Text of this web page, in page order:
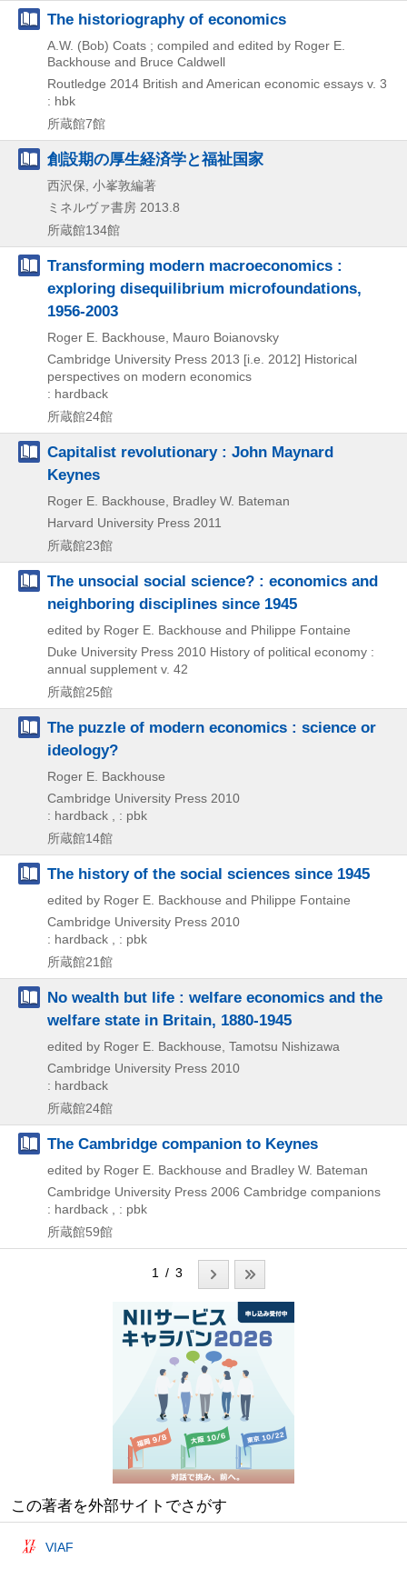
The historiography of economics
A.W. (Bob) Coats ; compiled and edited by Roger E.
Backhouse and Bruce Caldwell
Routledge 2014 British and American economic essays v. 3
: hbk
所蔵館7館
創設期の厚生経済学と福祉国家
西沢保, 小峯敦編著
ミネルヴァ書房 2013.8
所蔵館134館
Transforming modern macroeconomics :
exploring disequilibrium microfoundations,
1956-2003
Roger E. Backhouse, Mauro Boianovsky
Cambridge University Press 2013 [i.e. 2012] Historical
perspectives on modern economics
: hardback
所蔵館24館
Capitalist revolutionary : John Maynard
Keynes
Roger E. Backhouse, Bradley W. Bateman
Harvard University Press 2011
所蔵館23館
The unsocial social science? : economics and
neighboring disciplines since 1945
edited by Roger E. Backhouse and Philippe Fontaine
Duke University Press 2010 History of political economy :
annual supplement v. 42
所蔵館25館
The puzzle of modern economics : science or
ideology?
Roger E. Backhouse
Cambridge University Press 2010
: hardback , : pbk
所蔵館14館
The history of the social sciences since 1945
edited by Roger E. Backhouse and Philippe Fontaine
Cambridge University Press 2010
: hardback , : pbk
所蔵館21館
No wealth but life : welfare economics and the
welfare state in Britain, 1880-1945
edited by Roger E. Backhouse, Tamotsu Nishizawa
Cambridge University Press 2010
: hardback
所蔵館24館
The Cambridge companion to Keynes
edited by Roger E. Backhouse and Bradley W. Bateman
Cambridge University Press 2006 Cambridge companions
: hardback , : pbk
所蔵館59館
1 / 3
この著者を外部サイトでさがす
VIAF